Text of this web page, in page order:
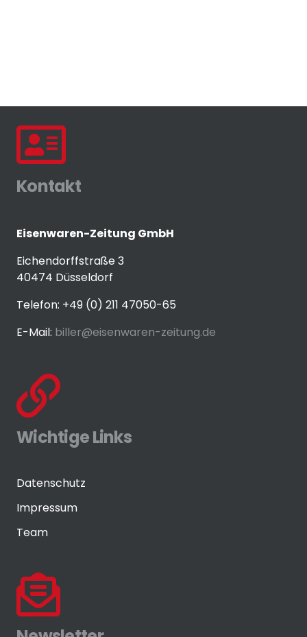
Kontakt
Eisenwaren-Zeitung GmbH
Eichendorffstraße 3
40474 Düsseldorf
Telefon: +49 (0) 211 47050-65
E-Mail: biller@eisenwaren-zeitung.de
Wichtige Links
Datenschutz
Impressum
Team